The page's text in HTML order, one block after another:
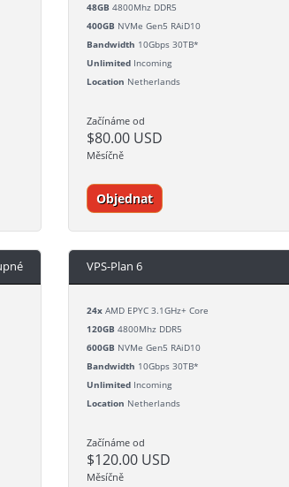
48GB 4800Mhz DDR5
400GB NVMe Gen5 RAiD10
Bandwidth 10Gbps 30TB*
Unlimited Incoming
Location Netherlands
Začínáme od
$80.00 USD
Měsíčně
Objednat
VPS-Plan 6
24x AMD EPYC 3.1GHz+ Core
120GB 4800Mhz DDR5
600GB NVMe Gen5 RAiD10
Bandwidth 10Gbps 30TB*
Unlimited Incoming
Location Netherlands
Začínáme od
$120.00 USD
Měsíčně